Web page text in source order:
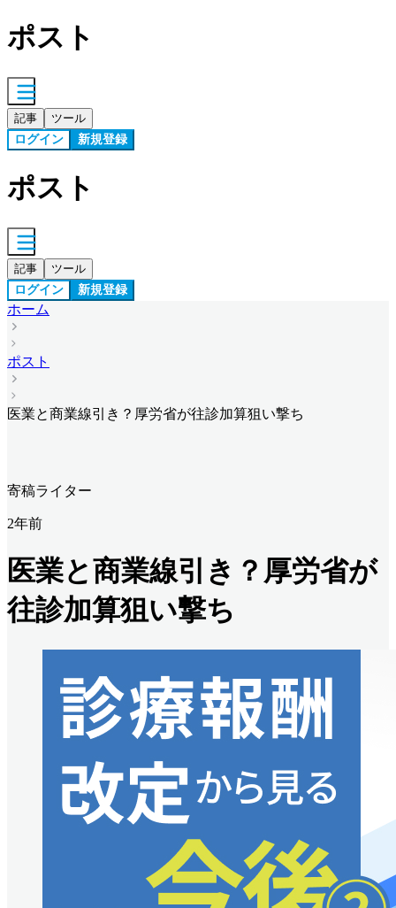
ポスト
記事 ツール
ログイン 新規登録
ポスト
記事 ツール
ログイン 新規登録
ホーム
ポスト
医業と商業線引き？厚労省が往診加算狙い撃ち
寄稿ライター
2年前
医業と商業線引き？厚労省が
往診加算狙い撃ち